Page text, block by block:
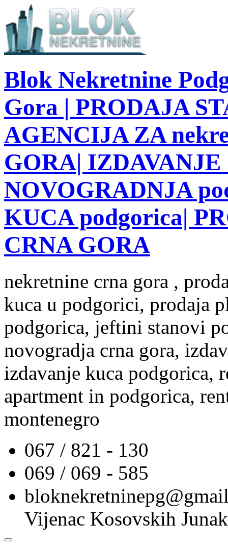
Blok Nekretnine
Gora | PRODAJA
AGENCIJA ZA
GORA| IZDAVANJE
NOVOGRADNJA
KUCA podgorica|
CRNA GORA
nekretnine crna gora ,
kuca u podgorici, prodaja
podgorica, jeftini stanovi
novogradja crna gora,
izdavanje kuca podgorica,
apartment in podgorica,
montenegro
067 / 821 - 130
069 / 069 - 585
Vijenac Kosovskih